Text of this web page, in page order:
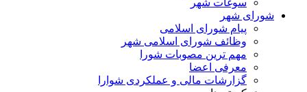
سوغات شهر
شورای شهر
پیام شورای اسلامی
وظائف شورای اسلامی شهر
مهم ترین مصوبات شورا
معرفی اعضا
گزارشات مالی و عملکردی شوارا